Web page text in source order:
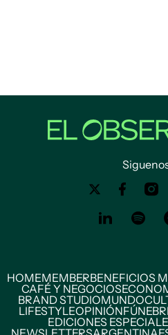
HOMEMEMBERBENEFICIOS
CAFÉ Y NEGOCIOS
BRAND STUDIOMUNDO
LIFESTYLEOPINIÓN
EDICIONES